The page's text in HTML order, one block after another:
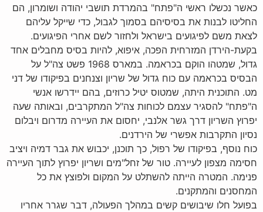
כאשר נכשלו ראשי ה"פתח" בהמרדת תושבי יהודה ושומרון, הם
החליטו לבנות את בסיסיהם בסמוך לגבול, כדי שייקל עליהם
לצאת משם לפיגועים בישראל ולחזור לשם אחרי הפיגועים.
בקעת-הירדן המזרחית הפכה, איפוא, להיות בסיס מחבלים אחד
גדול, שמטהו הוקם בכראמה. במארס 1968 פשט צה"ל על
הבסיס בכראמה עם כוח גדול של שריון וצנחנים בפיקודו של דני
מט. התוכנית היתה, שמטוס יטיל כרוזים, בהם יידרשו אנשי
ה"פתח" להסגיר עצמם לכוחות צה"ל המתקרבים, ובאותה שעה
יפרוץ השריון דרך גשר אלנבי, יחסום את העיירה מדרום ויבלום
נסיון התקרבות אפשרי של הירדנים.
כוח נוסף, בפיקודו של רפול, כך תוכנן, יכבוש את גבר דמיה ויציב
חסימה מצפון לעיירה. טור של זחל"מים ושריון יפרוץ לתוך העיירה
פנימה. המטרה הייתה להשתלט על המקום ולפוצץ את כל
המחסנים והמתקנים.
בפועל חלו שיבושים קשים במהלך הפעולה, דבר שגרר אחריו